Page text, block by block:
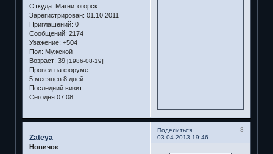
Откуда: Магнитогорск
Зарегистрирован: 01.10.2011
Приглашений: 0
Сообщений: 2174
Уважение: +504
Пол: Мужской
Возраст: 39 [1986-08-19]
Провел на форуме:
5 месяцев 8 дней
Последний визит:
Сегодня 07:08
Поделиться
3
03.04.2013 19:46
Zateya
Новичок